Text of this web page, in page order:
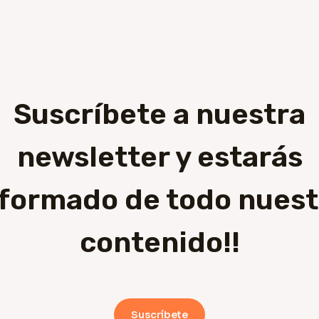
Suscríbete a nuestra
newsletter y estarás
de todo
contenido!!
Suscríbete